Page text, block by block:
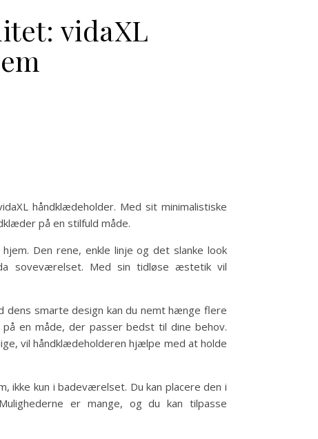
vidaXL
håndklædeholder. Med sit minimalistiske
på en stilfuld måde.
Den rene, enkle linje og det slanke look
soveværelset. Med sin tidløse æstetik vil
dens smarte design kan du nemt hænge flere
en måde, der passer bedst til dine behov.
vil håndklædeholderen hjælpe med at holde
ikke kun i badeværelset. Du kan placere den i
er mange, og du kan tilpasse